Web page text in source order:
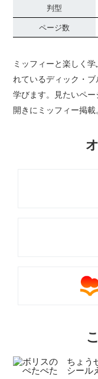
判型
ページ数
ミッフィーと楽しく
れているディック・
学びます。見たいペ
開きにミッフィー掲載。